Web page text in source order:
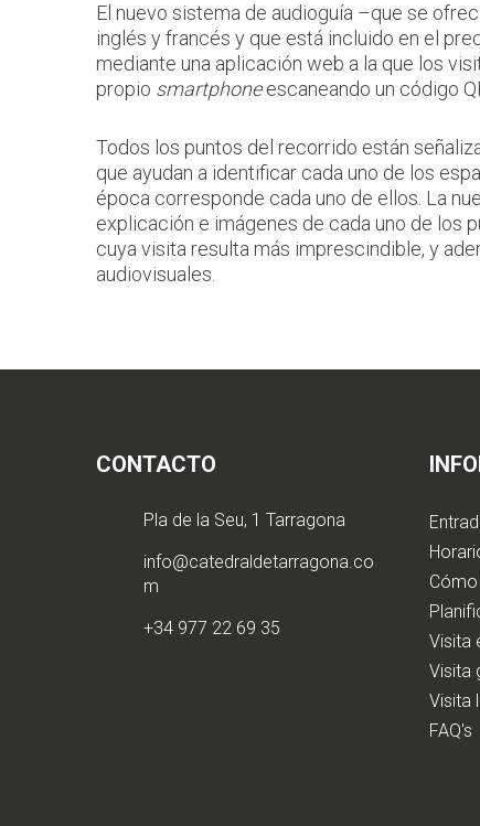
El nuevo sistema de audioguía –que se
inglés y francés y que está incluido en el
mediante una aplicación web a la que los
propio smartphoneescaneando un código
Todos los puntos del recorrido están
que ayudan a identificar cada uno de los
época corresponde cada uno de ellos. La
explicación e imágenes de cada uno de los
cuya visita resulta más imprescindible, y
audiovisuales.
CONTACTO
Pla de la Seu, 1 Tarragona
info@catedraldetarragona.co
m
+34 977 22 69 35
Visita
Visita
Visita
FAQ's